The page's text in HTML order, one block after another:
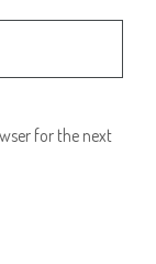
for the next